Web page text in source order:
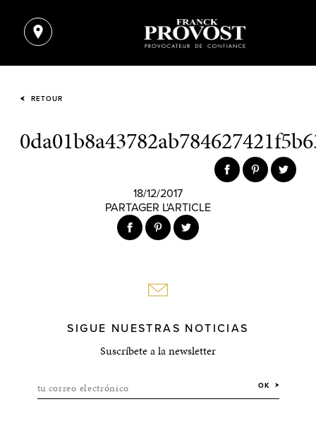
RETOUR
18/12/2017
PARTAGER L'ARTICLE
SIGUE NUESTRAS NOTICIAS
Suscríbete a la newsletter
tu correo electrónico OK